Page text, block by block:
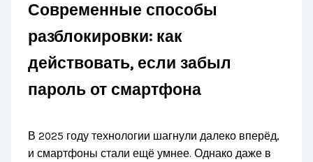
Современные способы
разблокировки: как
действовать, если забыл
пароль от смартфона
В 2025 году технологии шагнули далеко вперёд,
и смартфоны стали ещё умнее. Однако даже в